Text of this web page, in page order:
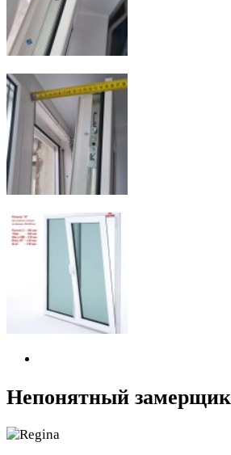
Непонятный замерщик